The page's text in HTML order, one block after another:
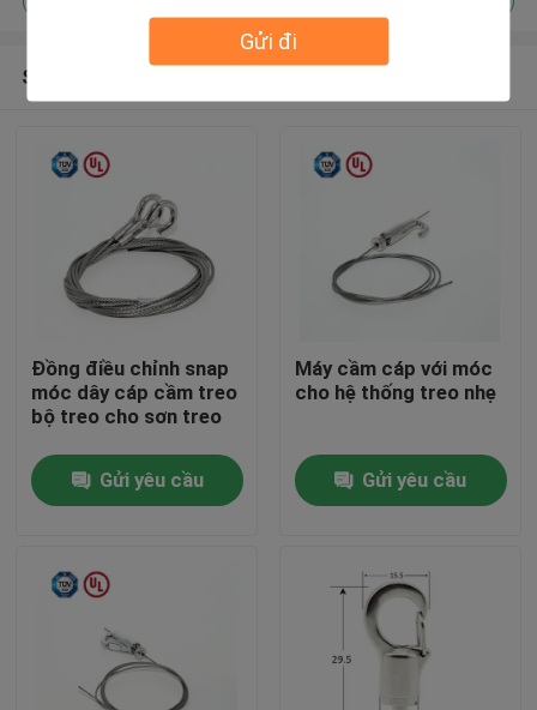
Gửi đi
Các sản phẩm
Video
Sản phẩm khuyến cáo
Đồng điều chỉnh snap
móc dây cáp cầm treo
bộ treo cho sơn treo
Gửi yêu cầu
Máy cầm cáp với móc
cho hệ thống treo nhẹ
Gửi yêu cầu